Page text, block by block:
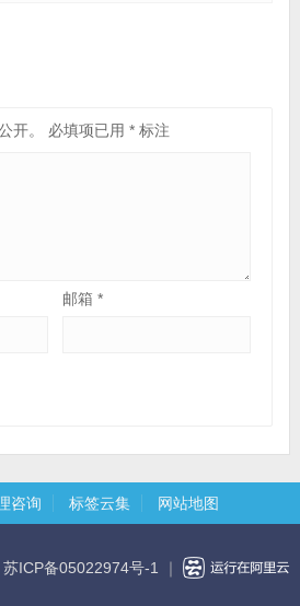
开。 必填项已用 *标注
邮箱*
咨询 标签云集 网站地图
苏ICP备05022974号-1 ｜